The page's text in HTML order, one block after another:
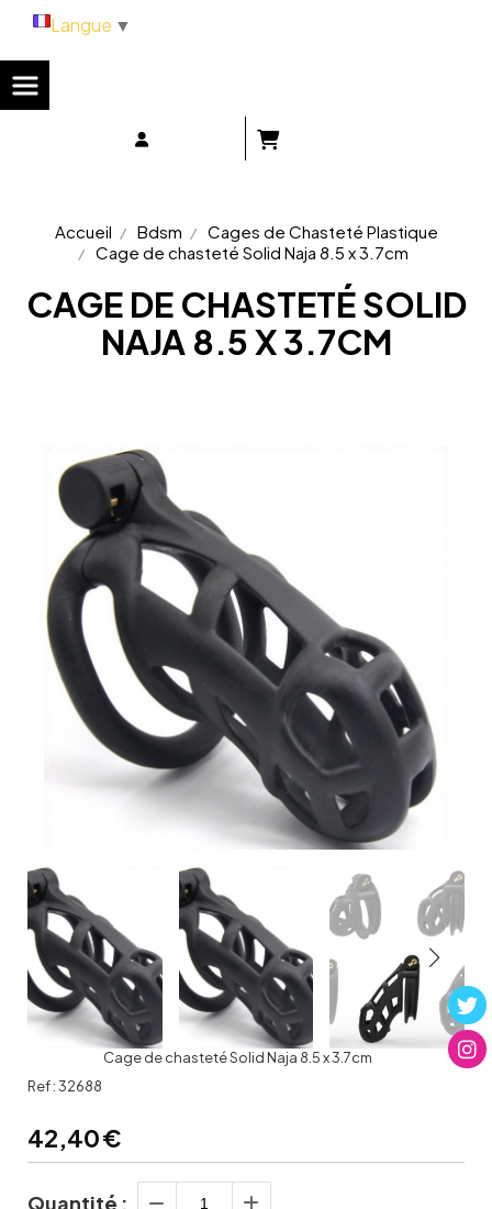
Accueil Bdsm
Cages de Chasteté Plastique
Cage de chasteté Solid Naja 8.5 x 3.7cm
CAGE DE CHASTETÉ SOLID
NAJA 8.5 X 3.7CM
Cage de chasteté Solid Naja 8.5 x 3.7cm
Ref :32688
42,40€
Quantité :
Langue ▼